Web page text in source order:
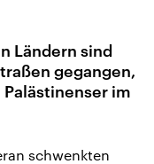
Ländern sind
gegangen,
im
schwenkten